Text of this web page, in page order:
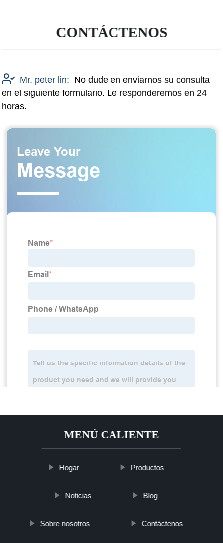
CONTÁCTENOS
Mr. peter lin: No dude en enviarnos su consulta
en el siguiente formulario. Le responderemos en 24
horas.
MENÚ CALIENTE
Hogar Productos
Noticias Blog
Sobre nosotros Contáctenos